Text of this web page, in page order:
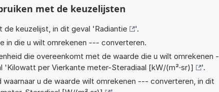
met de keuzelijsten
de keuzelijst, in dit geval 'Radiantie
'.
in die u wilt omrekenen --- converteren.
die overeenkomt met de waarde die u wilt omrekenen -
'Kilowatt per Vierkante meter-Steradiaal [kW/(m²·sr)]
'.
u de waarde wilt omrekenen --- converteren, in dit